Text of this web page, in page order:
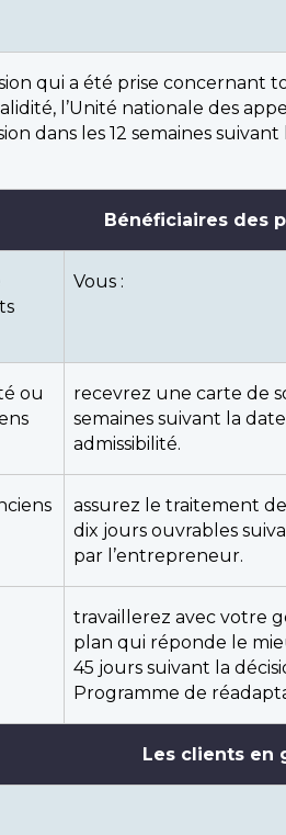
qui a été prise
l’Unité nationale des
dans les 12 semaines
Bénéficiaires des
Vous :
ou
recevrez une carte de
semaines suivant la
admissibilité.
assurez le traitement
dix jours ouvrables
par l’entrepreneur.
travaillerez avec votre
plan qui réponde le
45 jours suivant la
Programme de
Les clients en